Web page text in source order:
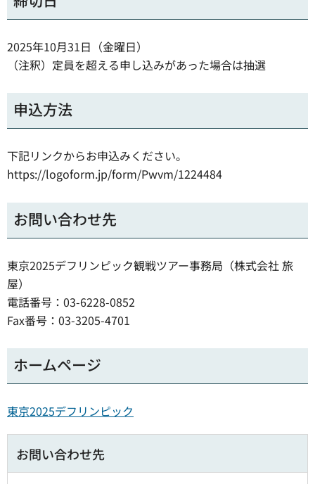
2025年10月31日（金曜日）
（注釈）定員を超える申し込みがあった場合は抽選
申込方法
下記リンクからお申込みください。
https://logoform.jp/form/Pwvm/1224484
お問い合わせ先
東京2025デフリンピック観戦ツアー事務局（株式会社 旅
屋）
電話番号：03-6228-0852
Fax番号：03-3205-4701
ホームページ
東京2025デフリンピック
お問い合わせ先